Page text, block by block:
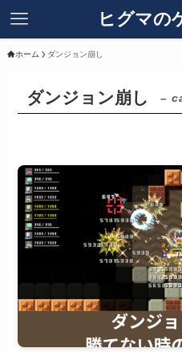
ヒグマの
ホーム ダンジョン崩し
ダンジョン崩し –